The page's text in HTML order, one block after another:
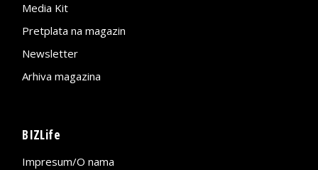
Media Kit
Pretplata na magazin
Newsletter
Arhiva magazina
BIZLife
Impresum/O nama